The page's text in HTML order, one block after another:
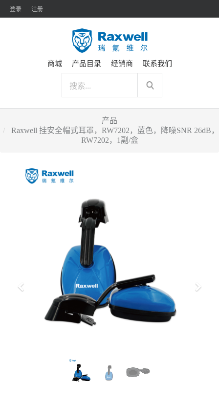
登录 注册
商城 产品目录 经销商 联系我们
产品
Raxwell 挂安全帽式耳罩，RW7202，蓝色，降噪SNR 26dB，
RW7202，1副/盒
下